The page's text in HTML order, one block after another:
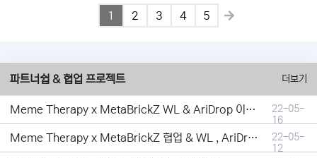
1 2 3 4 5
파트너쉽 & 협업 프로젝트 더보기
Meme Therapy x MetaBrickZ WL & AriDrop 이벤트 결과안내!
22-05-
16
Meme Therapy x MetaBrickZ 협업 & WL , AriDrop 이벤트 안내
22-05-
12